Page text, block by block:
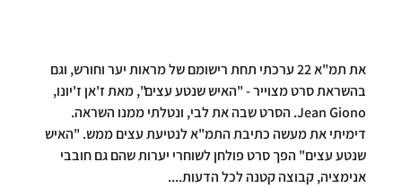
את תמ"א 22 ערכתי תחת רישומם של מראות יער וחורש, וגם
בהשראת סרט מצוייר - "האיש שנטע עצים", מאת ז'אן ז'יונו,
Jean Giono. הסרט שבה את לבי, ונטלתי ממנו השראה.
דימיתי את מעשה כתיבת התמ"א לנטיעת עצים ממש. "האיש
שנטע עצים" הפך סרט פולחן לשוחרי יערות שהם גם חובבי
אנימציה, קבוצה קטנה לכל הדעות....